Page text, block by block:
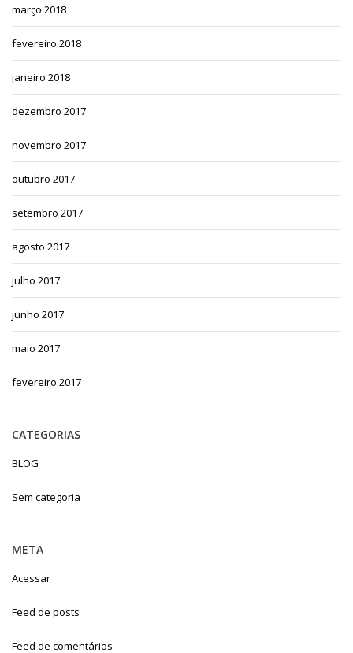
março 2018
fevereiro 2018
janeiro 2018
dezembro 2017
novembro 2017
outubro 2017
setembro 2017
agosto 2017
julho 2017
junho 2017
maio 2017
fevereiro 2017
CATEGORIAS
BLOG
Sem categoria
META
Acessar
Feed de posts
Feed de comentários